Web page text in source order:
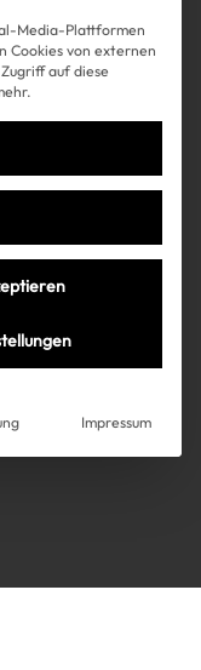
AGB
Media-Plattformen
Cookies von externen
auf diese
Impressum